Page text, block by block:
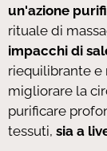
un'azione
rituale di
impacchi di
riequilibrante e
migliorare la
purificare
tessuti, sia a